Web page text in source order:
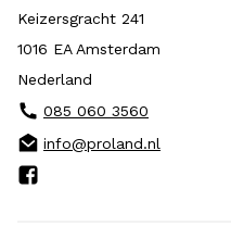
Keizersgracht 241
1016 EA Amsterdam
Nederland
085 060 3560
info@proland.nl